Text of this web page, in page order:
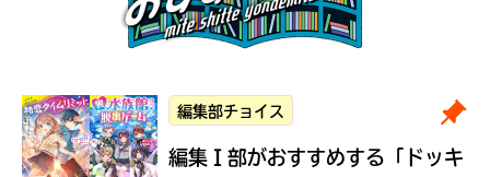
編集部チョイス
編集Ｉ部がおすすめする 「ドッキ